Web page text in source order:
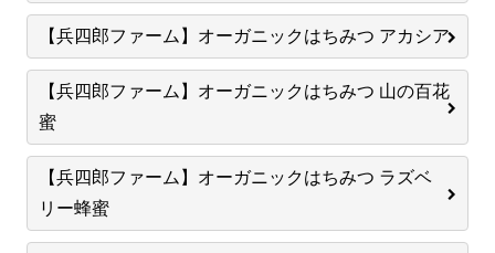
【兵四郎ファーム】オーガニックはちみつ アカシア
【兵四郎ファーム】オーガニックはちみつ 山の百花
蜜
【兵四郎ファーム】オーガニックはちみつ ラズベ
リー蜂蜜